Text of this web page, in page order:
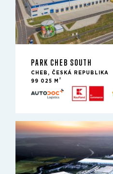
PARK CHEB SOUTH
CHEB, ČESKÁ REPUBLIKA
99 025 M
2